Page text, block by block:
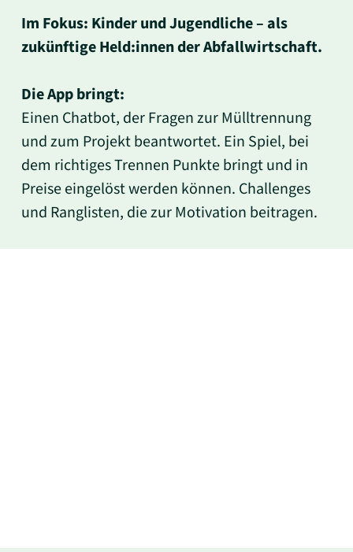
Im Fokus: Kinder und Jugendliche – als
zukünftige Held:innen der Abfallwirtschaft.
Die App bringt:
Einen Chatbot, der Fragen zur Mülltrennung
und zum Projekt beantwortet. Ein Spiel, bei
dem richtiges Trennen Punkte bringt und in
Preise eingelöst werden können. Challenges
und Ranglisten, die zur Motivation beitragen.